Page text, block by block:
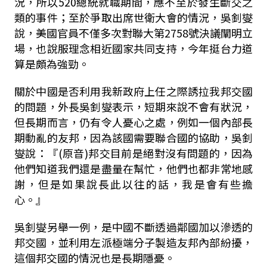
類的事件；至於爭取出席世衛大會的情況，吳釗燮
說，美國官員不僅多次對聯大第2758號決議闡明立
場，也說服理念相近國家共同支持，今年挺台力道
算是頗為強勁。
關於中國是否利用我新政府上任之際誘拉我邦交國
的問題，外長吳釗燮表示，短期來說不會有狀況，
但長期而言，仍有令人憂心之處，例如一個內部長
期動亂的友邦，因為該國需要聯合國的協助，吳釗
燮說：『(原音)邦交目前是絕對沒有問題的，因為
他們知道我們還是盡量在幫忙，他們也都非常地感
謝，但是如果說長此以往的話，我是會有些擔
心。』
吳釗燮另舉一例，是中國不斷透過鄰國加以滲透的
邦交國，並利用左派極端分子製造友邦內部紛擾，
這個邦交國的情況也是長期隱憂。